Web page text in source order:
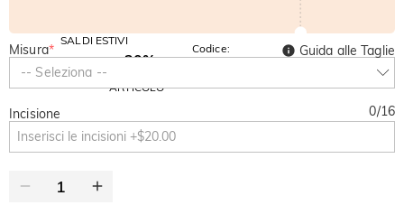
SALDI ESTIVI
-10%
SU TUTTO
-30%
ARTICOLO
Codice:
SUMMER
Misura*
-- Seleziona --
Guida alle Taglie
Incisione 0/16